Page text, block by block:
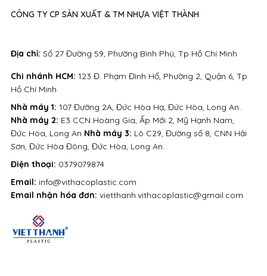
Địa chỉ: Số 27 Đường 59, Phường Bình Phú, Tp Hồ Chí Minh
Điện thoại: 0379079874
Email: info@vithacoplastic.com
Email nhận hóa đơn: vietthanh.vithacoplastic@gmail.com
CÔNG TY CP SẢN XUẤT & TM NHỰA VIỆT THÀNH
Nhà máy 1: 107 Đường 2A, Đức Hòa Hạ, Đức Hòa, Long An..
Nhà máy 2: E3 CCN Hoàng Gia, Ấp Mới 2, Mỹ Hạnh Nam,
Đức Hòa, Long An Nhà máy 3: Lô C29, Đường số 8, CNN Hải
Sơn, Đức Hòa Đông, Đức Hòa, Long An.
Chi nhánh HCM: 123 Đ. Phạm Đình Hổ, Phường 2, Quận 6, Tp
Hồ Chí Minh